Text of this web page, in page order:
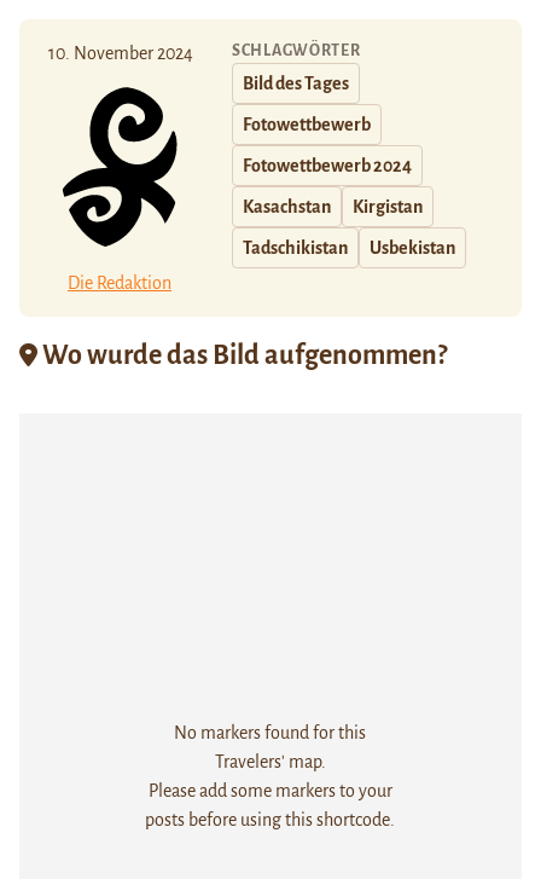
10. November 2024
Die Redaktion
SCHLAGWÖRTER
Bild des Tages
Fotowettbewerb
Fotowettbewerb 2024
Kasachstan Kirgistan
Tadschikistan Usbekistan
Wo wurde das Bild aufgenommen?
No markers found for this
Travelers' map.
Please add some markers to your
posts before using this shortcode.